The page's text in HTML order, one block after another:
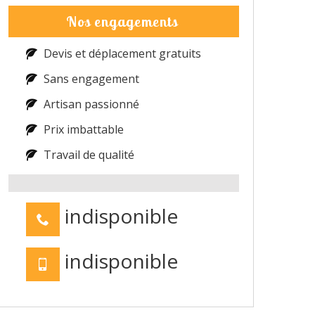
Nos engagements
Devis et déplacement gratuits
Sans engagement
Artisan passionné
Prix imbattable
Travail de qualité
indisponible
indisponible